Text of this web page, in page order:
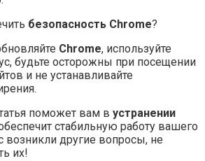
безопасность Chrome?
Chrome, используйте
будьте осторожны при посещении
и не устанавливайте
поможет вам в устранении
стабильную работу вашего
возникли другие вопросы, не
их!